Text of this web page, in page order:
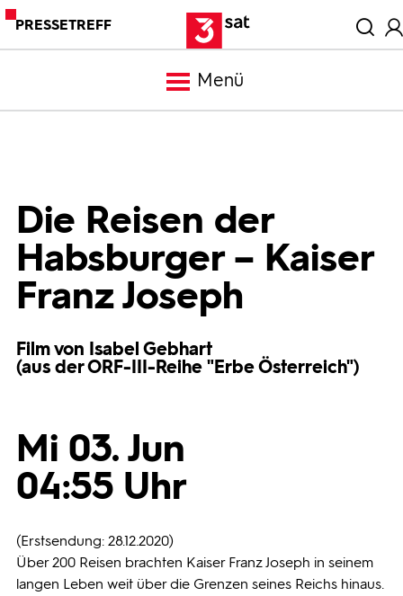
PRESSETREFF
Menü
Mediathek
Trailer
Bilder
Programmwochen
Die Reisen der
Habsburger – Kaiser
Franz Joseph
Film von Isabel Gebhart
(aus der ORF-III-Reihe "Erbe Österreich")
Mi 03. Jun
04:55 Uhr
(Erstsendung: 28.12.2020)
Über 200 Reisen brachten Kaiser Franz Joseph in seinem
langen Leben weit über die Grenzen seines Reichs hinaus.